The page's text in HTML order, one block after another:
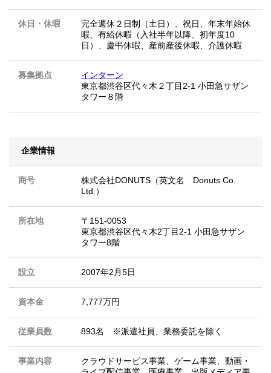
休日・休暇
完全週休２日制（土日）、祝日、年末年始休
暇、有給休暇（入社半年以降、初年度10
日）、慶弔休暇、産前産後休暇、介護休暇
募集拠点
インターン
東京都渋谷区代々木２丁目2-1 小田急サザン
タワー８階
企業情報
商号
株式会社DONUTS（英文名 Donuts Co.
Ltd.）
所在地
〒151-0053
東京都渋谷区代々木2丁目2-1 小田急サザン
タワー8階
設立 2007年2月5日
資本金 7,777万円
従業員数 893名 ※派遣社員、業務委託を除く
事業内容
クラウドサービス事業、ゲーム事業、動画・